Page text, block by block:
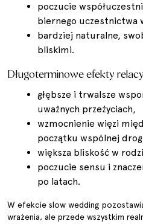
poczucie
biernego uczestnictwa
bardziej naturalne,
bliskimi.
Długoterminowe efekty
głębsze i trwalsze
uważnych przeżyciach,
wzmocnienie więzi
początku wspólnej
większa bliskość w
poczucie sensu i
po latach.
W efekcie slow wedding
wrażenia, ale przede wszystkim